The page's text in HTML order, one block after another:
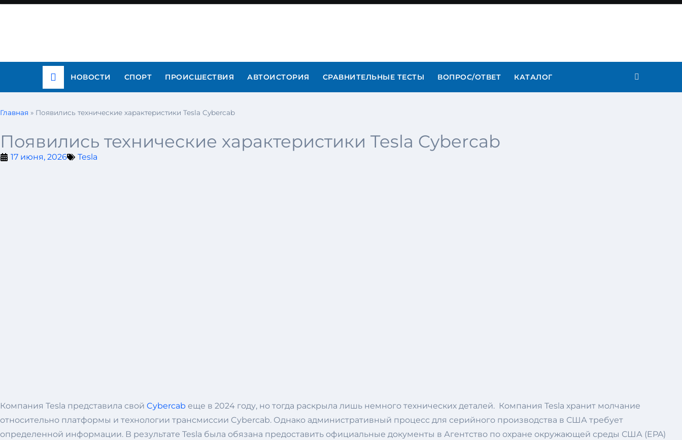
НОВОСТИ СПОРТ ПРОИСШЕСТВИЯ АВТОИСТОРИЯ СРАВНИТЕЛЬНЫЕ ТЕСТЫ ВОПРОС/ОТВЕТ КАТАЛОГ
Главная » Появились технические характеристики Tesla Cybercab
Появились технические характеристики Tesla Cybercab
17 июня, 2026 Tesla
Компания Tesla представила свой Cybercab еще в 2024 году, но тогда раскрыла лишь немного технических деталей. Компания Tesla хранит молчание
относительно платформы и технологии трансмиссии Cybercab. Однако административный процесс для серийного производства в США требует
определенной информации. В результате Tesla была обязана предоставить официальные документы в Агентство по охране окружающей среды США (EPA)